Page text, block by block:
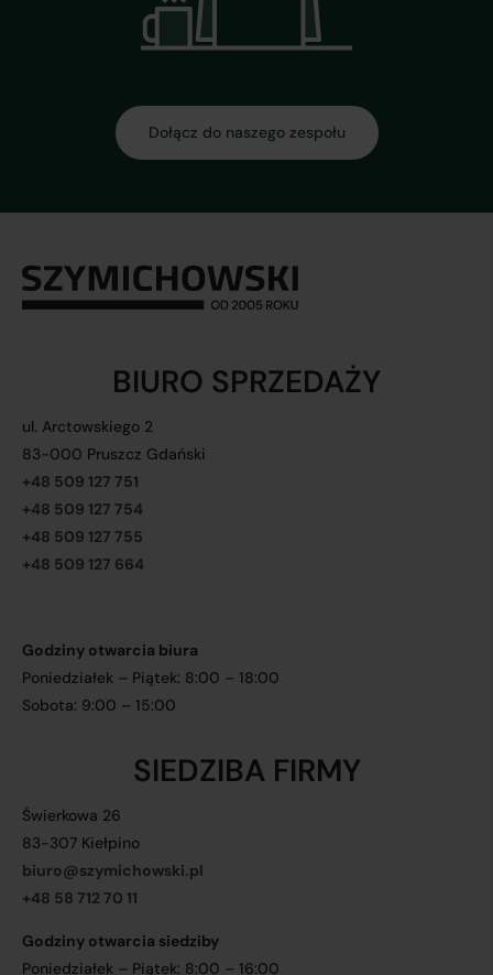
BIURO SPRZEDAŻY
ul. Arctowskiego 2
83-000 Pruszcz Gdański
+48 509 127 751
+48 509 127 754
+48 509 127 755
+48 509 127 664
Godziny otwarcia biura
Poniedziałek – Piątek: 8:00 – 18:00
Sobota: 9:00 – 15:00
SIEDZIBA FIRMY
Świerkowa 26
83-307 Kiełpino
biuro@szymichowski.pl
+48 58 712 70 11
Godziny otwarcia siedziby
Poniedziałek – Piątek: 8:00 – 16:00
Dołącz do naszego zespołu